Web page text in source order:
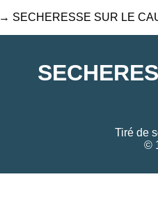
→ SECHERESSE SUR LE
Tiré de
©